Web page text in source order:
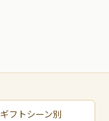
ギフトシーン別